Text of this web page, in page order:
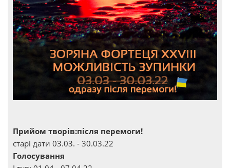
Прийом творів:після перемоги!
старі дати 03.03. - 30.03.22
Голосування